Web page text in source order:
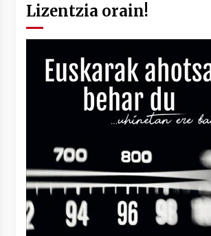
Lizentzia orain!